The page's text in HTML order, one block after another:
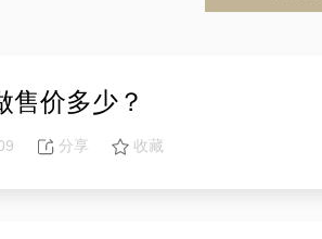
售价多少？
分享 收藏